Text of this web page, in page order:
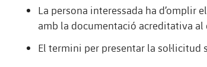
La persona interessada ha d’omplir
amb la documentació acreditativa al
El termini per presentar la sol·licitud